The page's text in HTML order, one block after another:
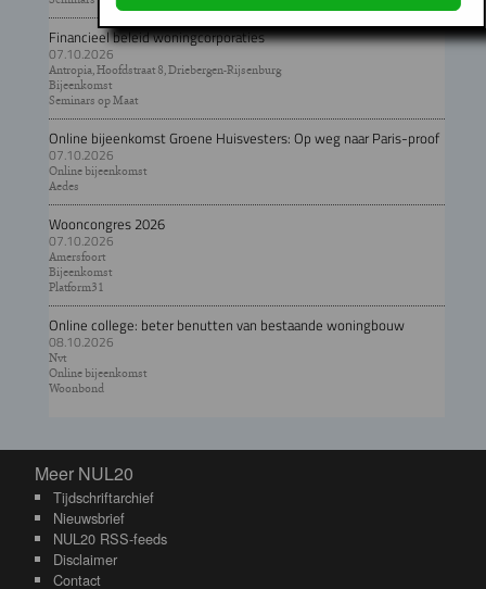
Financieel beleid woningcorporaties
07.10.2026
Antropia, Hoofdstraat 8, Driebergen-Rijsenburg
Bijeenkomst
Seminars op Maat
Online bijeenkomst Groene Huisvesters: Op weg naar Paris-proof
07.10.2026
Online bijeenkomst
Aedes
Wooncongres 2026
07.10.2026
Amersfoort
Bijeenkomst
Platform31
Online college: beter benutten van bestaande woningbouw
08.10.2026
Nvt
Online bijeenkomst
Woonbond
Meer NUL20
Meer NUL20
Tijdschriftarchief
Nieuwsbrief
NUL20 RSS-feeds
Disclaimer
Contact